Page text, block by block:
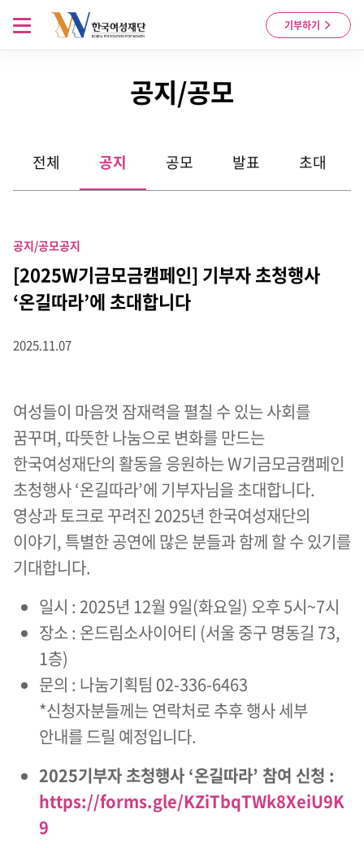
Skip to content
기부하기
메뉴 열기
공지/공모
전체 공지 공모 발표 초대
공지/공모공지
[2025W기금모금캠페인] 기부자 초청행사
‘온길따라’에 초대합니다
2025.11.07
여성들이 마음껏 잠재력을 펼칠 수 있는 사회를
꿈꾸며, 따뜻한 나눔으로 변화를 만드는
한국여성재단의 활동을 응원하는 W기금모금캠페인
초청행사 ‘온길따라’에 기부자님을 초대합니다.
영상과 토크로 꾸려진 2025년 한국여성재단의
이야기, 특별한 공연에 많은 분들과 함께 할 수 있기를
기대합니다.
일시 : 2025년 12월 9일(화요일) 오후 5시~7시
장소 : 온드림소사이어티 (서울 중구 명동길 73,
1층)
문의 : 나눔기획팀 02-336-6463
*신청자분들께는 연락처로 추후 행사 세부
안내를 드릴 예정입니다.
2025기부자 초청행사 ‘온길따라’ 참여 신청 :
https://forms.gle/KZiTbqTWk8XeiU9K
9